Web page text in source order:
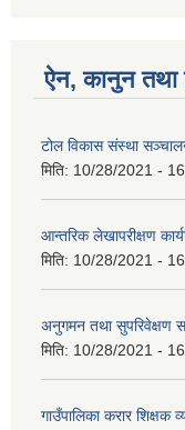
ऐन, कानुन तथा
टोल विकास संस्था
मिति: 10/28/2021 -
आन्तरिक लेखापरीक्षण
मिति: 10/28/2021 -
अनुगमन तथा सुपरिवेक्षण
मिति: 10/28/2021 -
गाउँपालिका करार शिक्षक